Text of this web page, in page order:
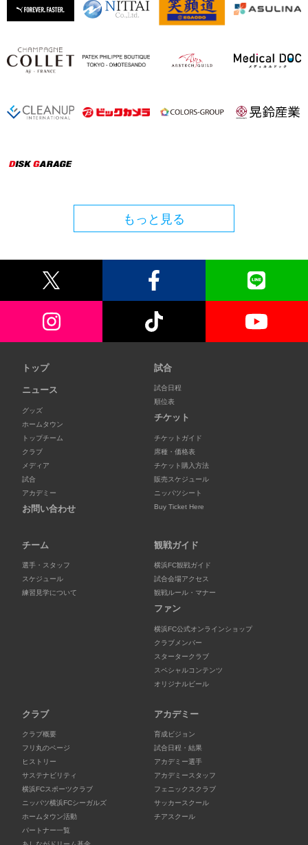
もっと見る
トップ
ニュース
グッズ
ホームタウン
トップチーム
クラブ
メディア
試合
アカデミー
お問い合わせ
試合
試合日程
順位表
チケット
チケットガイド
席種・価格表
チケット購入方法
販売スケジュール
ニッパツシート
Buy Ticket Here
チーム
選手・スタッフ
スケジュール
練習見学について
観戦ガイド
横浜FC観戦ガイド
試合会場アクセス
観戦ルール・マナー
ファン
横浜FC公式オンラインショップ
クラブメンバー
スタータークラブ
スペシャルコンテンツ
オリジナルビール
クラブ
クラブ概要
フリ丸のページ
ヒストリー
サステナビリティ
横浜FCスポーツクラブ
ニッパツ横浜FCシーガルズ
ホームタウン活動
パートナー一覧
アカデミー
育成ビジョン
試合日程・結果
アカデミー選手
アカデミースタッフ
フェニックスクラブ
サッカースクール
チアスクール